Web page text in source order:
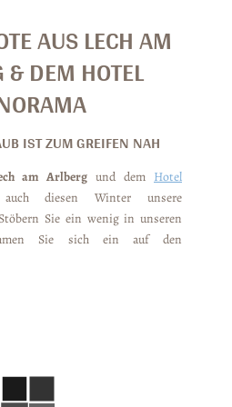
AUS LECH AM
& DEM HOTEL
IST ZUM GREIFEN NAH
am Arlberg und dem Hotel
diesen Winter unsere
Sie ein wenig in unseren
Sie sich ein auf den